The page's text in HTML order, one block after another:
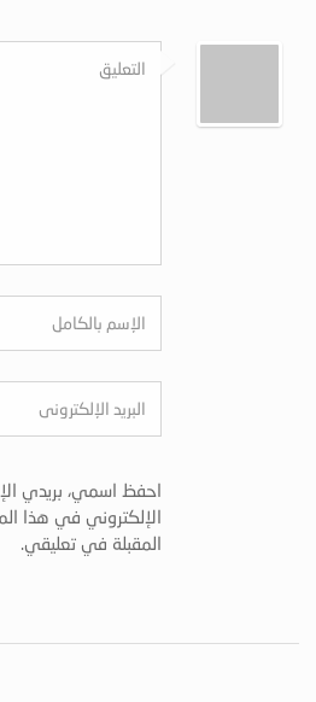
احفظ اسمي، بريدي
الإلكتروني في هذا
المقبلة في تعليقي.